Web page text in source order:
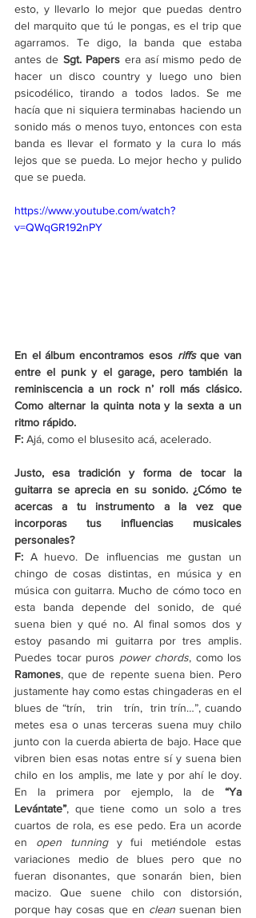
esto, y llevarlo lo mejor que puedas dentro
del marquito que tú le pongas, es el trip que
agarramos. Te digo, la banda que estaba
antes de Sgt. Papers era así mismo pedo de
hacer un disco country y luego uno bien
psicodélico, tirando a todos lados. Se me
hacía que ni siquiera terminabas haciendo un
sonido más o menos tuyo, entonces con esta
banda es llevar el formato y la cura lo más
lejos que se pueda. Lo mejor hecho y pulido
que se pueda.
https://www.youtube.com/watch?
v=QWqGR192nPY
En el álbum encontramos esos riffs que van
entre el punk y el garage, pero también la
reminiscencia a un rock n’ roll más clásico.
Como alternar la quinta nota y la sexta a un
ritmo rápido.
F: Ajá, como el blusesito acá, acelerado.
Justo, esa tradición y forma de tocar la
guitarra se aprecia en su sonido. ¿Cómo te
acercas a tu instrumento a la vez que
incorporas tus influencias musicales
personales?
F: A huevo. De influencias me gustan un
chingo de cosas distintas, en música y en
música con guitarra. Mucho de cómo toco en
esta banda depende del sonido, de qué
suena bien y qué no. Al final somos dos y
estoy pasando mi guitarra por tres amplis.
Puedes tocar puros power chords
Ramones, que de repente suena bien. Pero
justamente hay como estas chingaderas en el
blues de “trín,   trin   trín,  trin trín…”, cuando
metes esa o unas terceras suena muy chilo
junto con la cuerda abierta de bajo. Hace que
vibren bien esas notas entre sí y suena bien
chilo en los amplis, me late y por ahí le doy.
En la primera por ejemplo, la de “Ya
Levántate”, que tiene como un solo a tres
cuartos de rola, es ese pedo. Era un acorde
en open tunning y fui metiéndole estas
variaciones medio de blues pero que no
fueran disonantes, que sonarán bien, bien
macizo. Que suene chilo con distorsión,
porque hay cosas que en clean suenan bien